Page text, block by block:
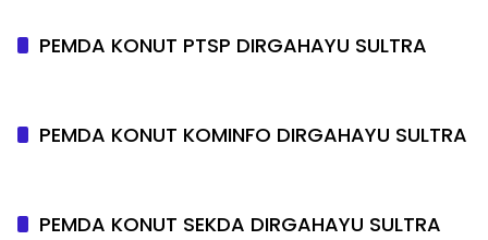
PEMDA KONUT PTSP DIRGAHAYU SULTRA
PEMDA KONUT KOMINFO DIRGAHAYU SULTRA
PEMDA KONUT SEKDA DIRGAHAYU SULTRA